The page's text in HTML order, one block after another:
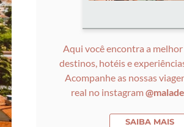
Aqui você encontra a
destinos, hotéis e
Acompanhe as nossas
real no instagram
SAIBA MAIS